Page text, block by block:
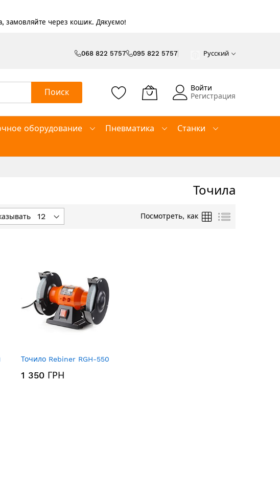
замовляйте через кошик. Дякуємо!
068 822 5757 095 822 5757 Русский
Поиск
Войти
Регистрация
оборудование Пневматика
Станки
Точила
Посмотреть, как СеткаСписок
Точило Rebiner RGH-550
1 350 ГРН